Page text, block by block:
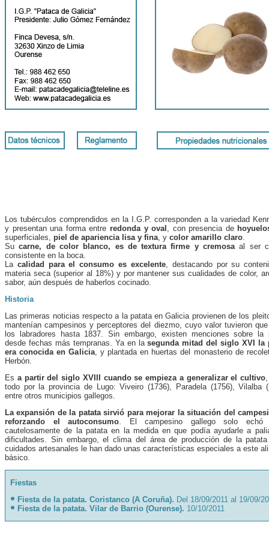
Los tubérculos comprendidos en la I.G.P. corresponden a la variedad
y presentan una forma entre redonda y oval , con presencia de
superficiales, piel de apariencia lisa y fina, y color amarillo claro.
Sucarne, de color blanco, es de textura firme y cremosaal ser
consistente en la boca.
La calidad para el consumo es excelente, destacando por su
materia seca (superior al 18%) y por mantener sus cualidades de color,
sabor, aún después de haberlos cocinado.
Historia
Las primeras noticias respecto a la patata en Galicia provienen de los
mantenían campesinos y perceptores del diezmo, cuyo valor tuvieron que
los labradores hasta 1837. Sin embargo, existen menciones sobre la
desde fechas más tempranas. Ya en lasegunda mitad del siglo XVI la
era conocida en Galicia, y plantada en huertas del monasterio de
Herbón.
Es a partir del siglo XVIII cuando se empieza a generalizar el cultivo
todo por la provincia de Lugo: Viveiro (1736), Paradela (1756), Vilalba
entre otros municipios gallegos.
La expansión de la patata sirvió para mejorar la situación del
reforzando el autoconsumo. El campesino gallego solo echó
cautelosamente de la patata en la medida en que podía ayudarle a
dificultades. Sin embargo, el clima del área de producción de la
cuidados artesanales le han dado unas características especiales a este
básico.
Fiestas
Fiesta de la patata. Coristanco (A Coruña). Del 18/09/2011 al 19/09/
Fiesta de la patata. Vilar de Barrio (Ourense). 10/10/2011